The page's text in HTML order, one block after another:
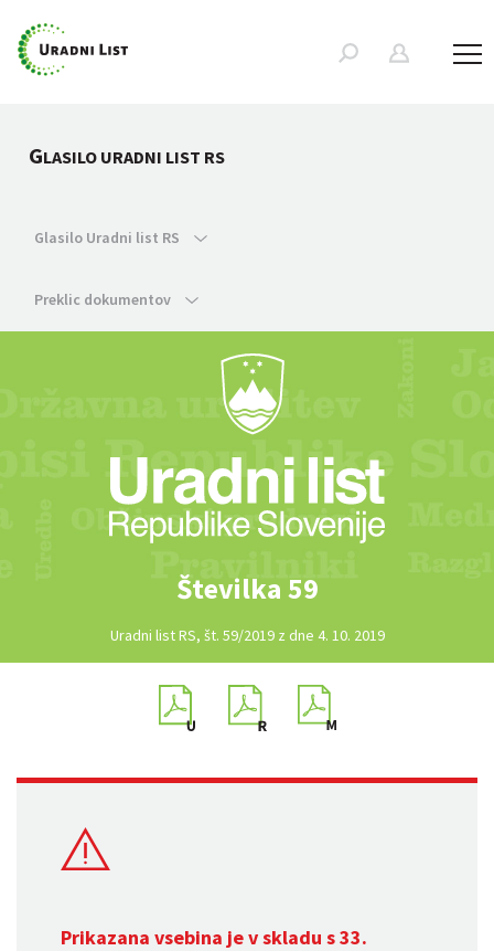
GLASILO URADNI LIST RS
Glasilo Uradni list RS
Preklic dokumentov
Številka 59
Uradni list RS, št. 59/2019 z dne 4. 10. 2019
Prikazana vsebina je v skladu s 33.